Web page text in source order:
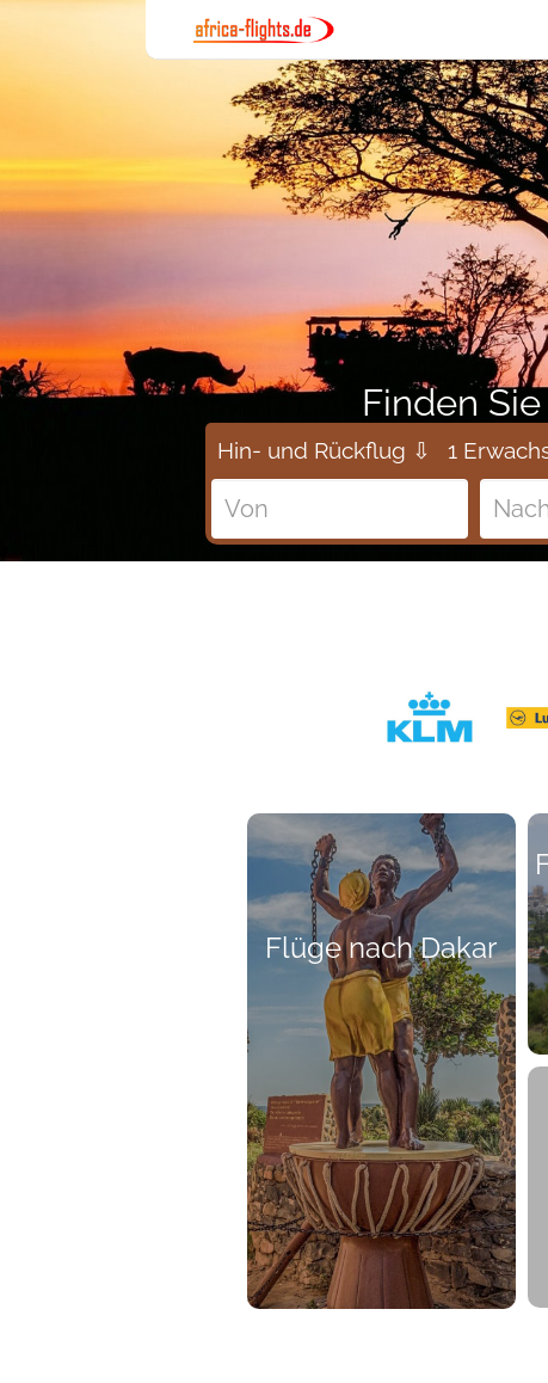
Finden
Hin- und Rückflug ⇩ 1
Flüge nach Dakar